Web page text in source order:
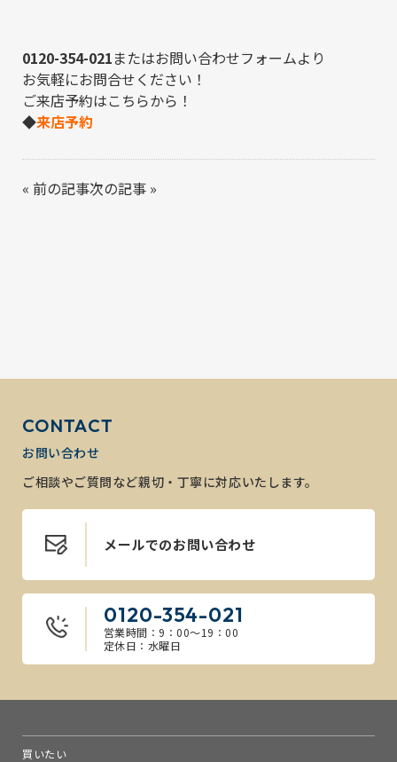
0120-354-021またはお問い合わせフォームより
お気軽にお問合せください！
ご来店予約はこちらから！
◆来店予約
« 前の記事次の記事 »
CONTACT
お問い合わせ
ご相談やご質問など親切・丁寧に対応いたします。
メールでのお問い合わせ
0120-354-021
営業時間：9：00～19：00
定休日：水曜日
買いたい